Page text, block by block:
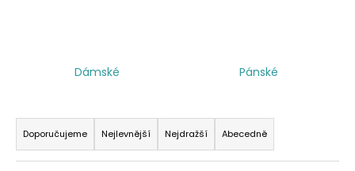
Dámské Pánské
Ř
a
z
Doporučujeme Nejlevnější Nejdražší Abecedně
t